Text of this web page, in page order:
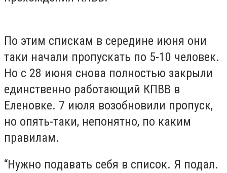
По этим спискам в середине июня они
таки начали пропускать по 5-10 человек.
Но с 28 июня снова полностью закрыли
единственно работающий КПВВ в
Еленовке. 7 июля возобновили пропуск,
но опять-таки, непонятно, по каким
правилам.
“Нужно подавать себя в список. Я подал.